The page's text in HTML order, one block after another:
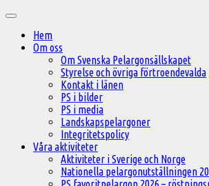
innehåll
Huvudmeny
Hem
Om oss
Om Svenska Pelargonsällskapet
Styrelse och övriga förtroendevalda
Kontakt i länen
PS i bilder
PS i media
Landskapspelargoner
Integritetspolicy
Våra aktiviteter
Aktiviteter i Sverige och Norge
Nationella pelargonutställningen